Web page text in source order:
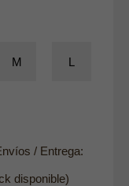
M L
/ Entrega:
disponible)